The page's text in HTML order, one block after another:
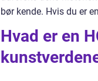
bør kende. Hvis du er
Hvad er en